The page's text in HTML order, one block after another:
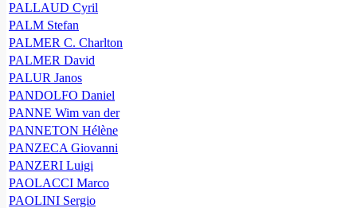
PALLAUD Cyril
PALM Stefan
PALMER C. Charlton
PALMER David
PALUR Janos
PANDOLFO Daniel
PANNE Wim van der
PANNETON Hélène
PANZECA Giovanni
PANZERI Luigi
PAOLACCI Marco
PAOLINI Sergio